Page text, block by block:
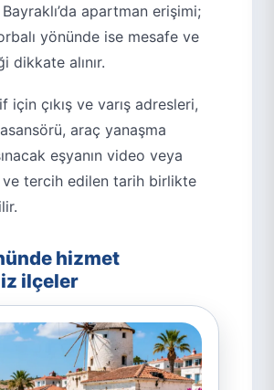
apartman erişimi;
yönünde ise mesafe ve
dikkate alınır.
için çıkış ve varış adresleri,
araç yanaşma
eşyanın video veya
tercih edilen tarih birlikte
hizmet
ilçeler